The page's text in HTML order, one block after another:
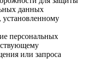
данных
установленному
персональных
или запроса